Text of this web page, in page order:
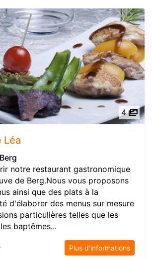
4
Léa
notre restaurant gastronomique
de Berg.Nous vous proposons
ainsi que des plats à la
d'élaborer des menus sur mesure
particulières telles que les
baptêmes...
Plus d'informations